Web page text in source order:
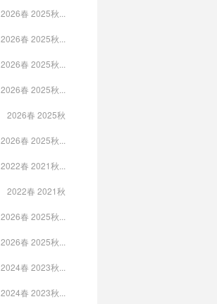
2026春 2025秋...
2026春 2025秋...
2026春 2025秋...
2026春 2025秋...
2026春 2025秋
2026春 2025秋...
2022春 2021秋...
2022春 2021秋
2026春 2025秋...
2026春 2025秋...
2024春 2023秋...
2024春 2023秋...